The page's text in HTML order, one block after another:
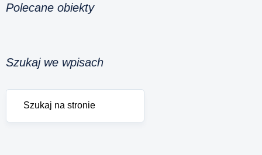
Polecane obiekty
Szukaj we wpisach